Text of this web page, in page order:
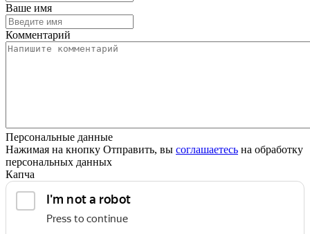
Ваше имя
Комментарий
Персональные данные
Нажимая на кнопку Отправить, вы соглашаетесь на обработку
персональных данных
Капча